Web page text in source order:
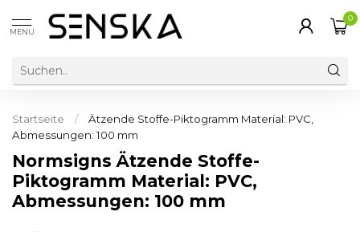
MENU
0
Startseite /
Ätzende Stoffe-Piktogramm Material: PVC,
Abmessungen: 100 mm
Normsigns Ätzende Stoffe-
Piktogramm Material: PVC,
Abmessungen: 100 mm